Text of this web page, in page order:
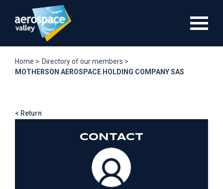
main
Home > Directory of our members >
MOTHERSON AEROSPACE HOLDING COMPANY SAS
< Return
CONTACT